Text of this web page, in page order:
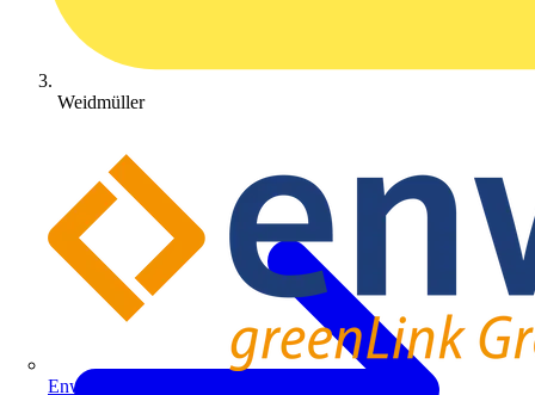
Enwitec
Weidmüller